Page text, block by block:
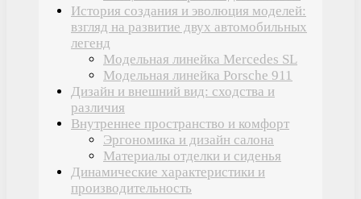
История создания и эволюция моделей:
взгляд на развитие двух автомобильных
легенд
Модельная линейка Mercedes SL
Модельная линейка Porsche 911
Дизайн и внешний вид: сходства и
различия
Внутреннее пространство и комфорт
Эргономика и дизайн салона
Материалы отделки и сиденья
Динамические характеристики и
производительность